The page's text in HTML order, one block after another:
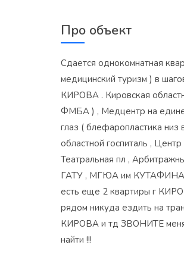
Про объект
Сдается однокомнатная
медицинский туризм ) в
КИРОВА . Кировская
ФМБА ) , Медцентр на едине,
глаз ( блефаропластика
областной госпиталь ,
Театральная пл ,
ГАТУ , МГЮА им
есть еще 2 квартиры г
рядом никуда ездить на
КИРОВА и тд ЗВОНИТЕ меня
найти !!!